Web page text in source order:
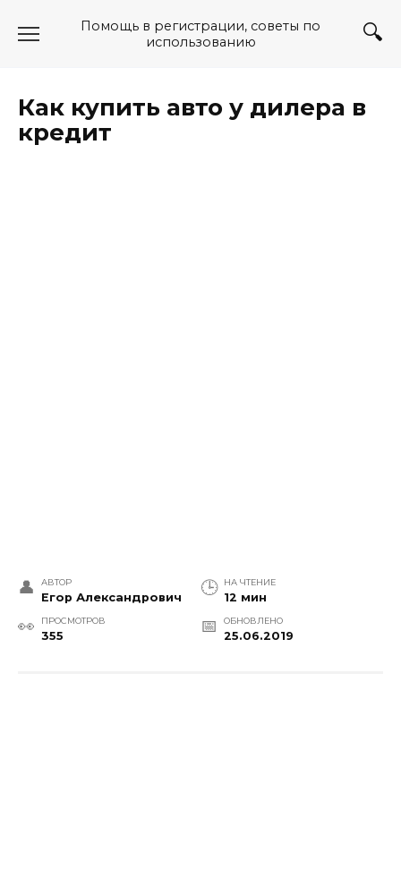
Помощь в регистрации, советы по
использованию
Как купить авто у дилера в
кредит
АВТОР
Егор Александрович
НА ЧТЕНИЕ
12 мин
ПРОСМОТРОВ
355
ОБНОВЛЕНО
25.06.2019